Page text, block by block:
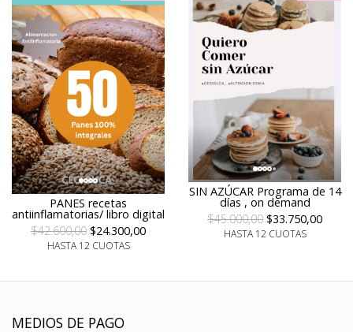
PANES recetas
antiinflamatorias/ libro digital
$42.600,00 $24.300,00
HASTA 12 CUOTAS
SIN AZÚCAR Programa de 14
días , on demand
$45.000,00 $33.750,00
HASTA 12 CUOTAS
MEDIOS DE PAGO